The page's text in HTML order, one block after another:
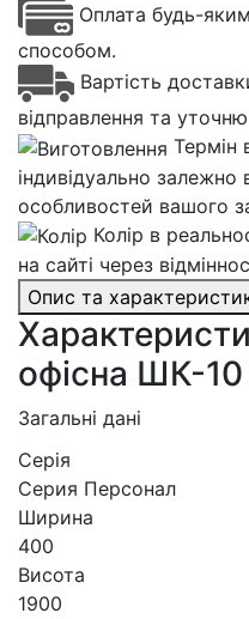
Оплата будь-
способом.
Вартість
відправлення та
Термін
індивідуально залежно
особливостей вашого
Колір в
на сайті через
Опис та
офісна ШК-10
Загальні дані
Серія
Серия Персонал
Ширина
400
Висота
1900